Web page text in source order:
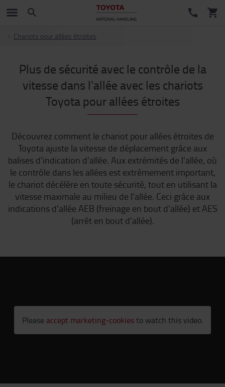
Chariots pour allées étroites
Plus de sécurité avec le contrôle de la
vitesse dans l'allée avec les chariots
Toyota pour allées étroites
Découvrez comment le chariot pour allées étroites de
Toyota ajuste la vitesse de déplacement grâce aux
balises d'indication d'allée. Aux extrémités de l'allée, où
le contrôle dans les allées est extrêmement important,
le chariot décélère en toute sécurité, tout en utilisant la
vitesse maximale au milieu de l'allée. Ceci grâce aux
indications d'allée AEB (freinage en bout d'allée) et AES
(arrêt en bout d'allée).
Please accept marketing-cookiesto watch this video.